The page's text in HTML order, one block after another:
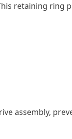
retaining ring
assembly,